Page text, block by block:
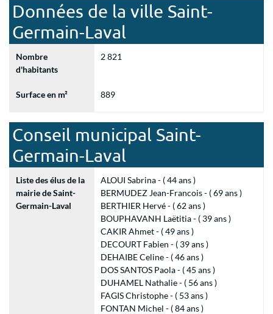
Données de la ville Saint-
Germain-Laval
Nombre
d'habitants
2 821
Surface en m² 889
Conseil municipal Saint-
Germain-Laval
Liste des élus de la
mairie de Saint-
Germain-Laval
ALOUI Sabrina - ( 44 ans )
BERMUDEZ Jean-Francois - ( 69 ans )
BERTHIER Hervé - ( 62 ans )
BOUPHAVANH Laëtitia - ( 39 ans )
CAKIR Ahmet - ( 49 ans )
DECOURT Fabien - ( 39 ans )
DEHAIBE Celine - ( 46 ans )
DOS SANTOS Paola - ( 45 ans )
DUHAMEL Nathalie - ( 56 ans )
FAGIS Christophe - ( 53 ans )
FONTAN Michel - ( 84 ans )